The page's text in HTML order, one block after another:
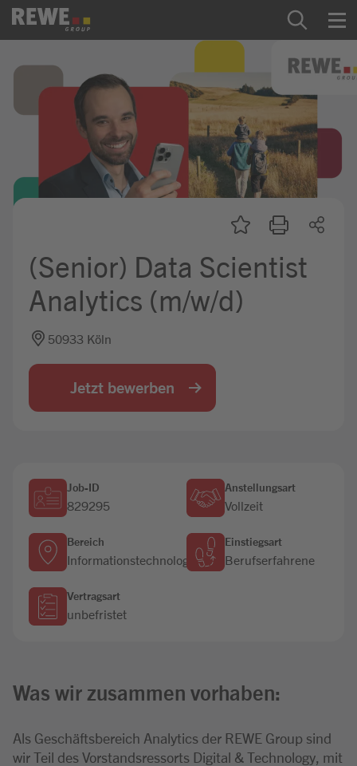
Zum Inhalt springen
Startseite
REWE Group als Arbeitgeber
Ausbildung & Studium
Praktikum & Werkstudium
Mein Kandidat:innenprofil
(Senior) Data Scientist
Analytics (m/w/d)
50933 Köln
Jetzt bewerben
Job-ID
829295
Anstellungsart
Vollzeit
Bereich
Informationstechnologie
Einstiegsart
Berufserfahrene
Vertragsart
unbefristet
Was wir zusammen vorhaben:
Als Geschäftsbereich Analytics der REWE Group sind
wir Teil des Vorstandsressorts Digital & Technology, mit